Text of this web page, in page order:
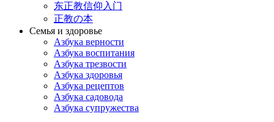
东正教信仰入门
正教の本
Семья и здоровье
Азбука верности
Азбука воспитания
Азбука трезвости
Азбука здоровья
Азбука рецептов
Азбука садовода
Азбука супружества